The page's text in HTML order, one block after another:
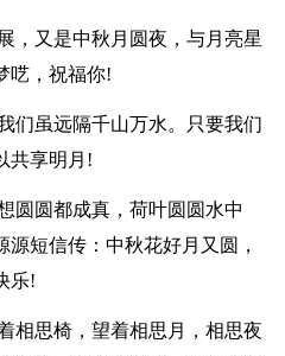
，又是中秋月圆夜，与月亮星
呓，祝福你!
们虽远隔千山万水。只要我们
共享明月!
圆圆都成真，荷叶圆圆水中
短信传：中秋花好月又圆，
乐!
相思椅，望着相思月，相思夜